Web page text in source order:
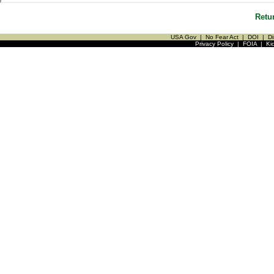
USA Gov | No Fear Act | DOI |
Privacy Policy| FOIA|